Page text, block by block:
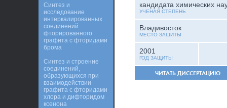
кандидата химических
УЧЕНАЯ СТЕПЕНЬ
Владивосток
МЕСТО ЗАЩИТЫ
2001
ГОД ЗАЩИТЫ
ЧИТАТЬ ДИССЕРТАЦИЮ
Синтез и
исследование
интеркалированных
соединений
фторированного
графита с фторидами
брома
Синтез и строение
соединений,
образующихся при
взаимодействии
графита с фторидами
хлора и дифторидом
ксенона